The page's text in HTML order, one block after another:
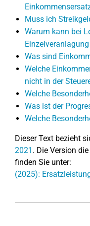
Muss ich
Warum kann bei
Was sind
Welche
nicht in der
Welche
Was ist der
Welche
Dieser Text bezieht
2021 . Die Version
finden Sie unter:
(2025):